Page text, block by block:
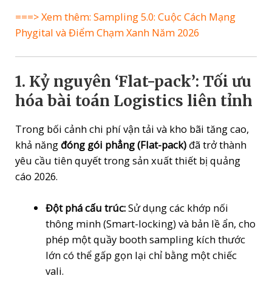
===> Xem thêm:Sampling 5.0: Cuộc Cách Mạng
Phygital và Điểm Chạm Xanh Năm 2026
1. Kỷ nguyên ‘Flat-pack’: Tối ưu
hóa bài toán Logistics liên tỉnh
Trong bối cảnh chi phí vận tải và kho bãi tăng cao,
khả năng đóng gói phẳng (Flat-pack) đã trở thành
yêu cầu tiên quyết trong sản xuất thiết bị quảng
cáo 2026.
Đột phá cấu trúc:Sử dụng các khớp nối
thông minh (Smart-locking) và bản lề ẩn, cho
phép một quầy booth sampling kích thước
lớn có thể gấp gọn lại chỉ bằng một chiếc
vali.